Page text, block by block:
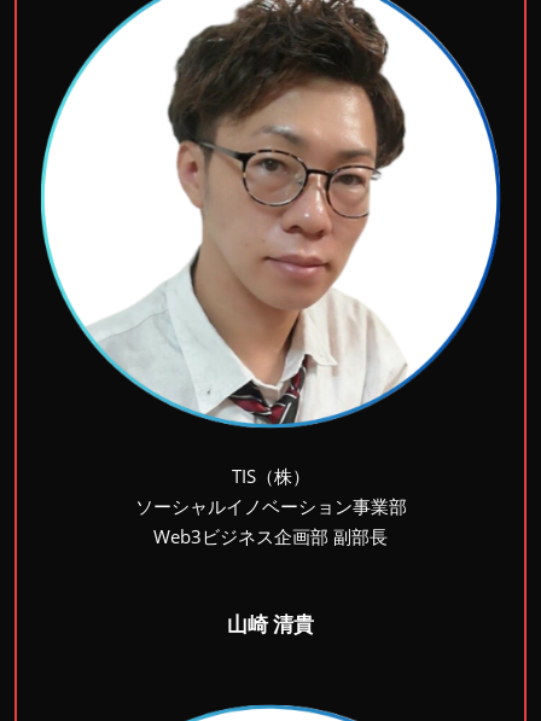
TIS（株）
ソーシャルイノベーション事業部
Web3ビジネス企画部 副部長
山崎 清貴